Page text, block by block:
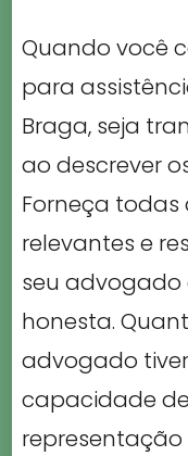
Quando você
para
Braga, seja
ao descrever
Forneça
relevantes e
seu
honesta.
advogado
capacidade
representação